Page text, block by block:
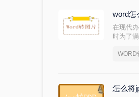
word怎
在现代
时为了
式，具
WORD
怎么将